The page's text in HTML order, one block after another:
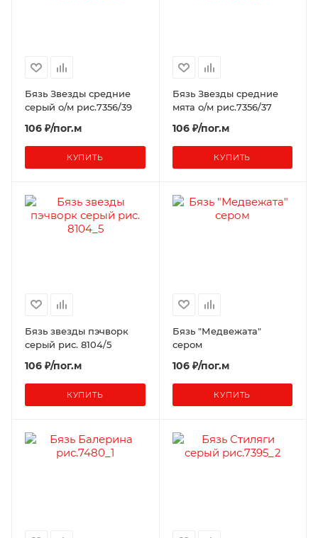
Бязь Звезды средние
серый о/м рис.7356/39
106 ₽/пог.м
КУПИТЬ
Бязь Звезды средние
мята о/м рис.7356/37
106 ₽/пог.м
КУПИТЬ
Бязь звезды пэчворк
серый рис. 8104/5
106 ₽/пог.м
КУПИТЬ
Бязь "Медвежата"
сером
106 ₽/пог.м
КУПИТЬ